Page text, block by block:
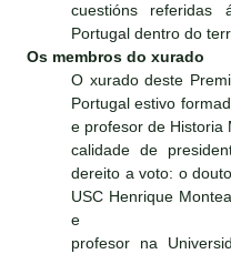
cuestións
Portugal dentro do
Os membros do xurado
O xurado deste
Portugal estivo
e profesor de Historia
calidade de
dereito a voto: o
USC Henrique
e
profesor na